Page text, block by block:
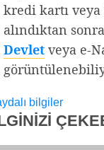
kredi kartı
alındıktan
Devlet veya e-
bilgiler